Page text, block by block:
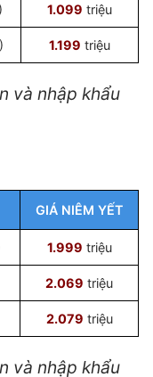
1.099 triệu
1.199 triệu
và nhập khẩu
GIÁ NIÊM YẾT
1.999 triệu
2.069 triệu
2.079 triệu
và nhập khẩu